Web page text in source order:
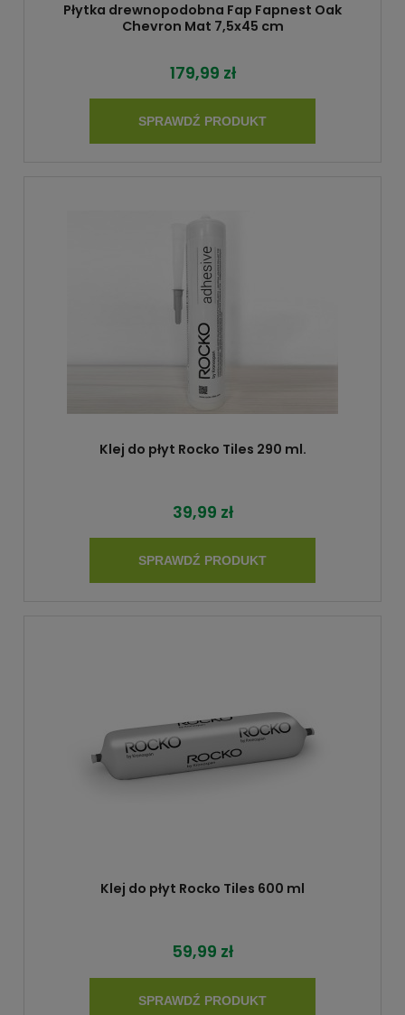
Płytka drewnopodobna Fap Fapnest Oak
Chevron Mat 7,5x45 cm
179,99 zł
SPRAWDŹ PRODUKT
Klej do płyt Rocko Tiles 290 ml.
39,99 zł
SPRAWDŹ PRODUKT
Klej do płyt Rocko Tiles 600 ml
59,99 zł
SPRAWDŹ PRODUKT